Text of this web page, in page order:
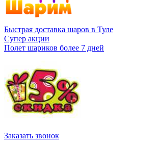
Быстрая доставка шаров в Туле
Супер акции
Полет шариков более 7 дней
Заказать звонок